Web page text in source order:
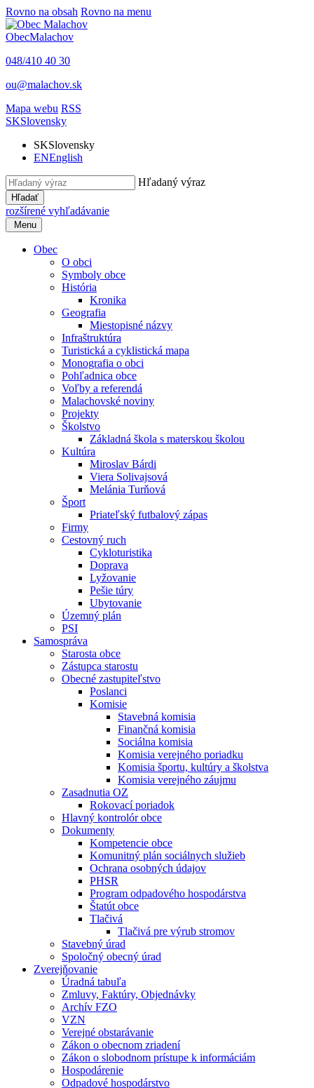
Rovno na obsah Rovno na menu
ObecMalachov
048/410 40 30
ou@malachov.sk
Mapa webu RSS
SKSlovensky
SKSlovensky
ENEnglish
Hľadaný výraz
Hľadať
rozšírené vyhľadávanie
Menu
Obec
O obci
Symboly obce
História
Kronika
Geografia
Miestopisné názvy
Infraštruktúra
Turistická a cyklistická mapa
Monografia o obci
Pohľadnica obce
Voľby a referendá
Malachovské noviny
Projekty
Školstvo
Základná škola s materskou školou
Kultúra
Miroslav Bárdi
Viera Solivajsová
Melánia Turňová
Šport
Priateľský futbalový zápas
Firmy
Cestovný ruch
Cykloturistika
Doprava
Lyžovanie
Pešie túry
Ubytovanie
Územný plán
PSI
Samospráva
Starosta obce
Zástupca starostu
Obecné zastupiteľstvo
Poslanci
Komisie
Stavebná komisia
Finančná komisia
Sociálna komisia
Komisia verejného poriadku
Komisia športu, kultúry a školstva
Komisia verejného záujmu
Zasadnutia OZ
Rokovací poriadok
Hlavný kontrolór obce
Dokumenty
Kompetencie obce
Komunitný plán sociálnych služieb
Ochrana osobných údajov
PHSR
Program odpadového hospodárstva
Štatút obce
Tlačivá
Tlačivá pre výrub stromov
Stavebný úrad
Spoločný obecný úrad
Zverejňovanie
Úradná tabuľa
Zmluvy, Faktúry, Objednávky
Archív FZO
VZN
Verejné obstarávanie
Zákon o obecnom zriadení
Zákon o slobodnom prístupe k informáciám
Hospodárenie
Odpadové hospodárstvo